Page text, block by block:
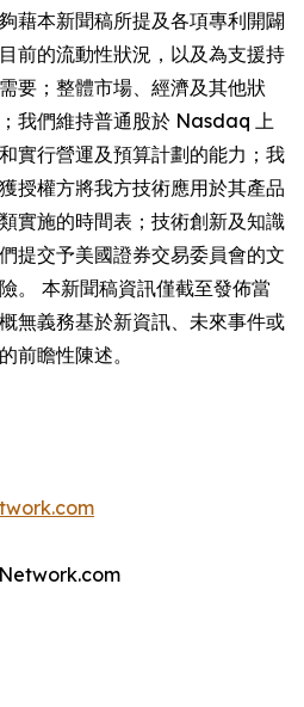
藉本新聞稿所提及各項專利開闢
前的流動性狀況，以及為支援持
要；整體市場、經濟及其他狀
我們維持普通股於 Nasdaq 上
實行營運及預算計劃的能力；我
授權方將我方技術應用於其產品
實施的時間表；技術創新及知識
提交予美國證券交易委員會的文
。 本新聞稿資訊僅截至發佈當
無義務基於新資訊、未來事件或
前瞻性陳述。